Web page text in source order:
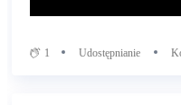
1 Udostępnianie